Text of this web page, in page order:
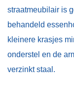
straatmeubilair is
behandeld
kleinere krasjes
onderstel en de
verzinkt staal.